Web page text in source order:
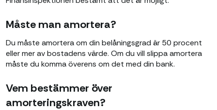
Måste man amortera?
Du måste amortera om din belåningsgrad är 50 procent
eller mer av bostadens värde. Om du vill slippa amortera
måste du komma överens om det med din bank.
Vem bestämmer över
amorteringskraven?